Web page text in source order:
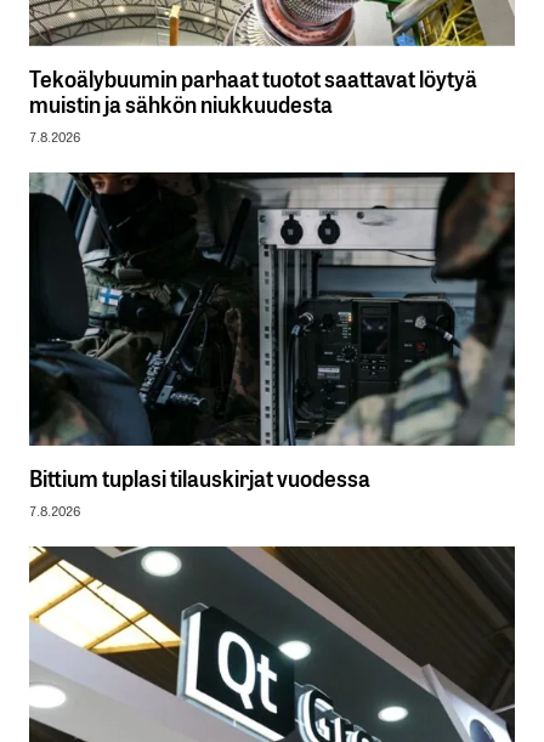
Tekoälybuumin parhaat tuotot saattavat löytyä
muistin ja sähkön niukkuudesta
7.8.2026
Bittium tuplasi tilauskirjat vuodessa
7.8.2026